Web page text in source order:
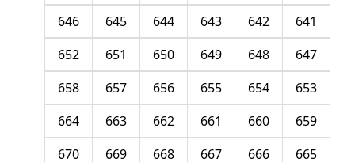
641
642
643
644
645
646
647
648
649
650
651
652
653
654
655
656
657
658
659
660
661
662
663
664
665
666
667
668
669
670